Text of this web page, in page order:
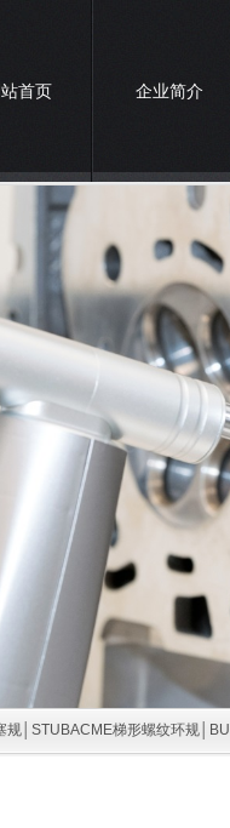
首页 企业简介
系我们
规│STUBACME梯形螺纹环规